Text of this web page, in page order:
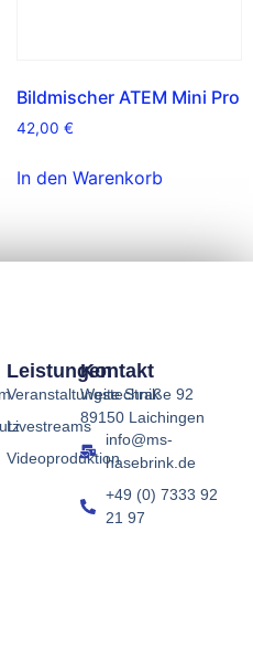
Bildmischer ATEM Mini Pro
42,00 €
In den Warenkorb
Leistungen
Veranstaltungstechnik
Livestreams
Videoproduktion
Kontakt
Weite Straße 92
89150 Laichingen
info@ms-
hasebrink.de
+49 (0) 7333 92
21 97